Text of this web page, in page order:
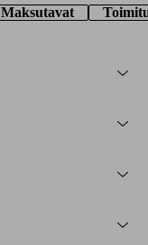
Maksutavat